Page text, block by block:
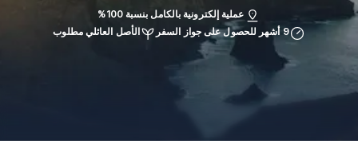
عملية إلكترونية بالكامل بنسبة 100%
9 أشهر للحصول على جواز السفر
الأصل العائلي مطلوب